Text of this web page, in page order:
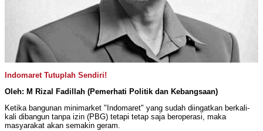
Indomaret Tutuplah Sendiri!
Oleh: M Rizal Fadillah (Pemerhati Politik dan Kebangsaan)
Ketika bangunan minimarket "Indomaret" yang sudah diingatkan berkali-
kali dibangun tanpa izin (PBG) tetapi tetap saja beroperasi, maka
masyarakat akan semakin geram.